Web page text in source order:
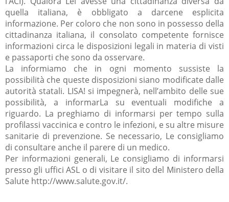
quella italiana, è obbligato a darcene esplicita
informazione. Per coloro che non sono in possesso della
cittadinanza italiana, il consolato competente fornisce
informazioni circa le disposizioni legali in materia di visti
e passaporti che sono da osservare.
La informiamo che in ogni momento sussiste la
possibilità che queste disposizioni siano modificate dalle
autorità statali. LISA! si impegnerà, nell’ambito delle sue
possibilità, a informarLa su eventuali modifiche a
riguardo. La preghiamo di informarsi per tempo sulla
profilassi vaccinica e contro le infezioni, e su altre misure
sanitarie di prevenzione. Se necessario, Le consigliamo
di consultare anche il parere di un medico.
Per informazioni generali, Le consigliamo di informarsi
presso gli uffici ASL o di visitare il sito del Ministero della
Salute http://www.salute.gov.it/.